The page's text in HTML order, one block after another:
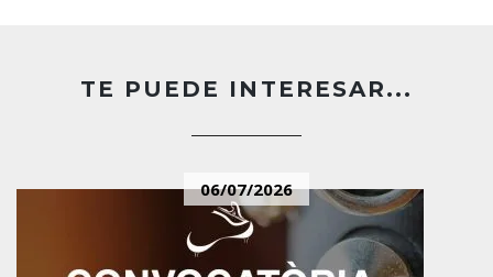
TE PUEDE INTERESAR...
06/07/2026